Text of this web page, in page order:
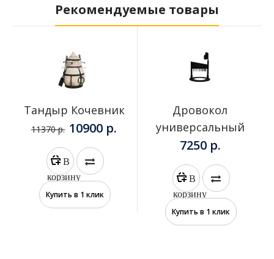
Рекомендуемые товары
Тандыр Кочевник
11370 р. 10900 р.
В
корзину
Купить в 1 клик
Дровокол
универсальный
7250 р.
В
корзину
Купить в 1 клик